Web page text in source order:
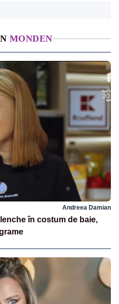
MONDEN
Andreea Damian
în costum de baie,